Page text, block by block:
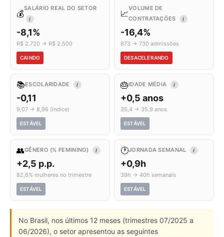
💰
SALÁRIO REAL DO SETOR
I
-8,1%
R$ 2.720 → R$ 2.500
CAINDO
📈
VOLUME DE
CONTRATAÇÕES
I
-16,4%
873 → 730 admissões
DESACELERANDO
📚ESCOLARIDADE I
-0,11
9,07 → 8,96 (índice)
ESTÁVEL
🎂IDADE MÉDIA I
+0,5 anos
35,4 → 35,9 anos
ESTÁVEL
👥GÊNERO (% FEMININO) I
+2,5 p.p.
82,6% mulheres no trimestre
ESTÁVEL
🕐JORNADA SEMANAL I
+0,9h
39h → 40h semanais
ESTÁVEL
No Brasil, nos últimos 12 meses (trimestres 07/2025 a
06/2026), o setor apresentou as seguintes